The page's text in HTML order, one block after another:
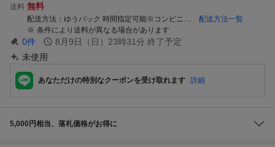
送料 無料
配送方法 ゆうパック 時間指定可能※コンビニ・銀行振り込みは日時指定不可
配送方法一覧
条件により送料が異なる場合があります
0件 8月9日（日）23時31分 終了予定
未使用
あなただけの特別なクーポンを受け取れます 詳細
5,000円相当、落札価格がお得に